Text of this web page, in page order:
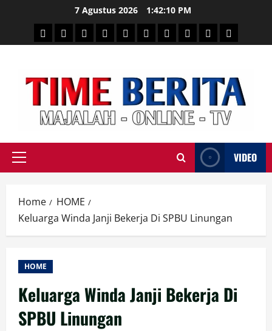
content
7 Agustus 2026 1:42:11 PM
HEADLINE
PARESULSELBAR
POLITIKHUKRIMNASIONAL
PENKESSPORTAINMENT
DUNIAMEDSOS
Primary
VIDEO
Home
HOME
Keluarga Winda Janji Bekerja Di SPBU Linungan
HOME
Keluarga Winda Janji Bekerja Di
SPBU Linungan